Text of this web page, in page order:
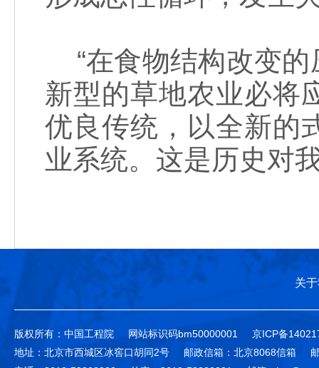
“在食物结构改变的
新型的草地农业必将
优良传统，以全新的
业系统。这是历史对
关
版权所有：中国工程院 网站标识码bm50000001
京ICP备
地址：北京市西城区冰窖口胡同2号
邮政信箱：北京8068信箱